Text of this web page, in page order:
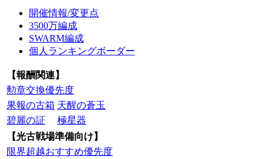
開催情報/変更点
3500万編成
SWARM編成
個人ランキングボーダー
【報酬関連】
勲章交換優先度
果報の古箱 天醒の蒼玉
碧麗の証
極星器
【光古戦場準備向け】
限界超越おすすめ優先度